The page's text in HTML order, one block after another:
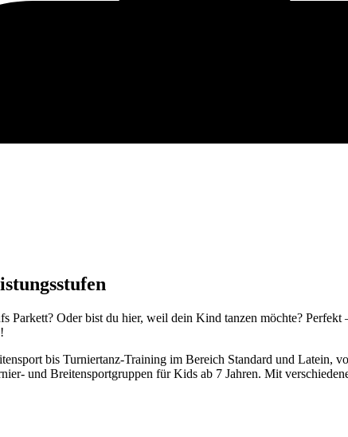
Parkett? Oder bist du hier, weil dein Kind tanzen möchte?
bis Turniertanz-Training im Bereich Standard und Latein,
und Breitensportgruppen für Kids ab 7 Jahren. Mit